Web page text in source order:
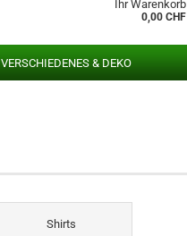
Ihr Warenkorb
0,00 CHF
VERSCHIEDENES & DEKO
Shirts